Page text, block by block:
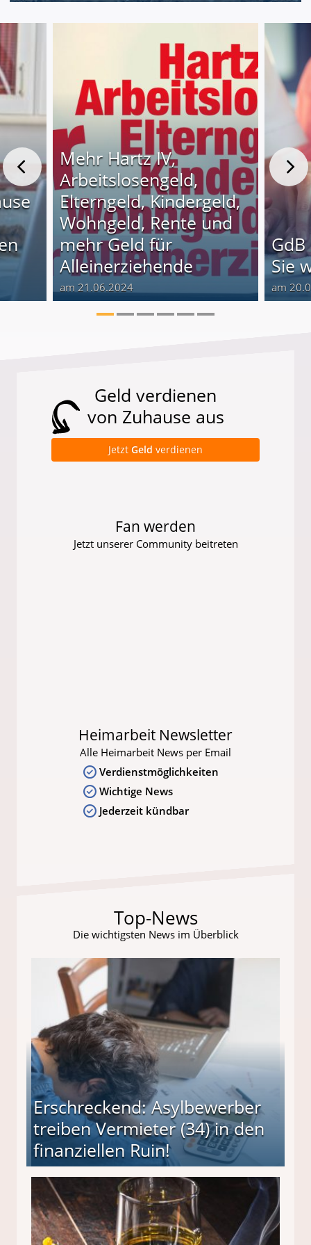
Mehr Hartz IV,
Arbeitslosengeld,
Elterngeld, Kindergeld,
Wohngeld, Rente und
mehr Geld für
Alleinerziehende
am 21.06.2024
Sie
am
Geld verdienen
von Zuhause aus
Jetzt Geld verdienen
Fan werden
Jetzt unserer Community beitreten
Heimarbeit Newsletter
Alle Heimarbeit News per Email
Verdienstmöglichkeiten
Wichtige News
Jederzeit kündbar
Top-News
Die wichtigsten News im Überblick
Erschreckend: Asylbewerber
treiben Vermieter (34) in den
finanziellen Ruin!
(34) in den finanziellen Ruin!